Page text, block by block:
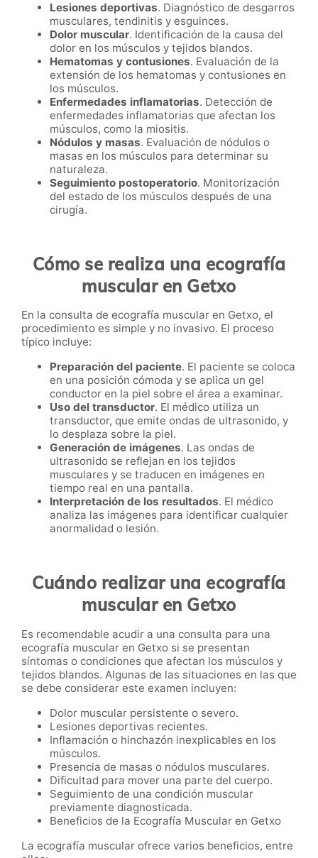
Lesiones deportivas. Diagnóstico de desgarros
musculares, tendinitis y esguinces.
Dolor muscular. Identificación de la causa del
dolor en los músculos y tejidos blandos.
Hematomas y contusiones. Evaluación de la
extensión de los hematomas y contusiones en
los músculos.
Enfermedades inflamatorias. Detección de
enfermedades inflamatorias que afectan los
músculos, como la miositis.
Nódulos y masas. Evaluación de nódulos o
masas en los músculos para determinar su
naturaleza.
Seguimiento postoperatorio. Monitorización
del estado de los músculos después de una
cirugía.
Cómo se realiza una ecografía
muscular en Getxo
En la consulta de ecografía muscular en Getxo, el
procedimiento es simple y no invasivo. El proceso
típico incluye:
Preparación del paciente. El paciente se coloca
en una posición cómoda y se aplica un gel
conductor en la piel sobre el área a examinar.
Uso del transductor. El médico utiliza un
transductor, que emite ondas de ultrasonido, y
lo desplaza sobre la piel.
Generación de imágenes. Las ondas de
ultrasonido se reflejan en los tejidos
musculares y se traducen en imágenes en
tiempo real en una pantalla.
Interpretación de los resultados. El médico
analiza las imágenes para identificar cualquier
anormalidad o lesión.
Cuándo realizar una ecografía
muscular en Getxo
Es recomendable acudir a una consulta para una
ecografía muscular en Getxo si se presentan
síntomas o condiciones que afectan los músculos y
tejidos blandos. Algunas de las situaciones en las que
se debe considerar este examen incluyen:
Dolor muscular persistente o severo.
Lesiones deportivas recientes.
Inflamación o hinchazón inexplicables en los
músculos.
Presencia de masas o nódulos musculares.
Dificultad para mover una parte del cuerpo.
Seguimiento de una condición muscular
previamente diagnosticada.
Beneficios de la Ecografía Muscular en Getxo
La ecografía muscular ofrece varios beneficios, entre